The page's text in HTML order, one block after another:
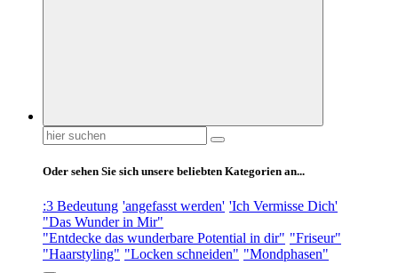
Suchen
nach:
Oder sehen Sie sich unsere beliebten Kategorien an...
:3 Bedeutung 'angefasst werden' 'Ich Vermisse Dich'
"Das Wunder in Mir"
"Entdecke das wunderbare Potential in dir" "Friseur"
"Haarstyling" "Locken schneiden" "Mondphasen"